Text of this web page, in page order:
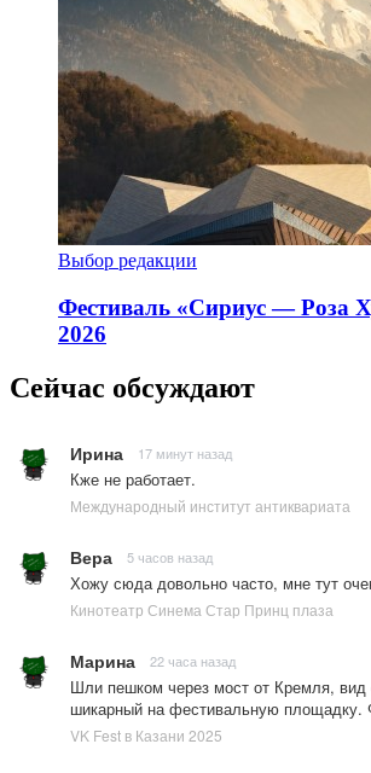
Выбор редакции
Фестиваль «Сириус — Роза
2026
Сейчас обсуждают
Ирина 17 минут назад
Кже не работает.
Международный институт антиквариата
Вера 5 часов назад
Хожу сюда довольно часто, мне тут
Кинотеатр Синема Стар Принц плаза
Марина 22 часа назад
Шли пешком через мост от Кремля, вид
шикарный на фестивальную площадку.
VK Fest в Казани 2025